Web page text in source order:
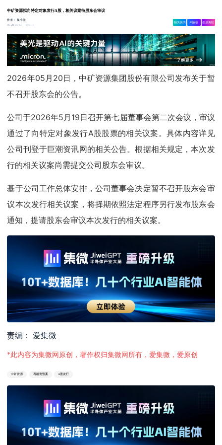
中矿资源拟向特定对象发行A股，相关议案待股东会审议
作者：集小微
05-20 01:51
5019
相关舆情 AI解读 生成海报
2026年05月20日，中矿资源集团股份有限公司发布关于暂
不召开股东会的公告。
公司于2026年5月19日召开第七届董事会第二次会议，审议
通过了向特定对象发行A股股票的相关议案。具体内容详见
公司刊登于巨潮资讯网的相关公告。根据相关规定，本次发
行的相关议案尚需提交公司股东会审议。
基于公司工作总体安排，公司董事会决定暂不召开股东会审
议本次发行相关议案，将择期依照法定程序另行发布股东会
通知，提请股东会审议本次发行的相关议案。
责编： 爱集微
*此内容为集微网原创，著作权归集微网所有，爱集微，爱原创
中矿资源 再融资预案 A股发行